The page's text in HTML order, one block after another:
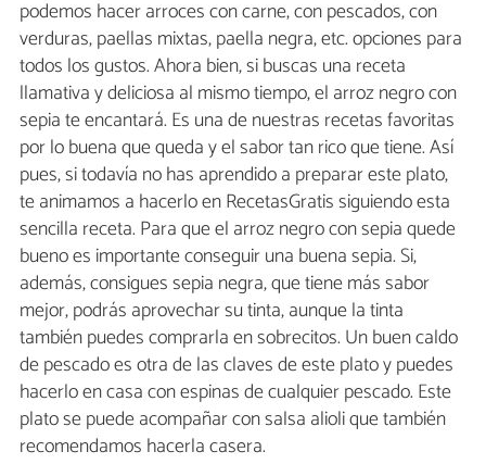
podemos hacer arroces con carne, con pescados, con
verduras, paellas mixtas, paella negra, etc. opciones para
todos los gustos. Ahora bien, si buscas una receta
llamativa y deliciosa al mismo tiempo, el arroz negro con
sepia te encantará. Es una de nuestras recetas favoritas
por lo buena que queda y el sabor tan rico que tiene. Así
pues, si todavía no has aprendido a preparar este plato,
te animamos a hacerlo en RecetasGratis siguiendo esta
sencilla receta. Para que el arroz negro con sepia quede
bueno es importante conseguir una buena sepia. Si,
además, consigues sepia negra, que tiene más sabor
mejor, podrás aprovechar su tinta, aunque la tinta
también puedes comprarla en sobrecitos. Un buen caldo
de pescado es otra de las claves de este plato y puedes
hacerlo en casa con espinas de cualquier pescado. Este
plato se puede acompañar con salsa alioli que también
recomendamos hacerla casera.